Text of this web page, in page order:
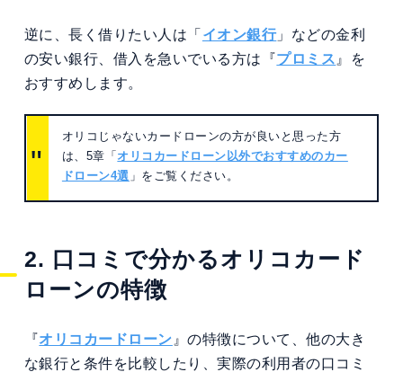
逆に、長く借りたい人は「 イオン銀行」などの金利
の安い銀行、借入を急いでいる方は『プロミス 』を
おすすめします。
オリコじゃないカードローンの方が良いと思った方
は、5章「 オリコカードローン以外でおすすめのカー
ドローン4選 」をご覧ください。
2. 口コミで分かるオリコカード
ローンの特徴
『オリコカードローン 』の特徴について、他の大き
な銀行と条件を比較したり、実際の利用者の口コミ